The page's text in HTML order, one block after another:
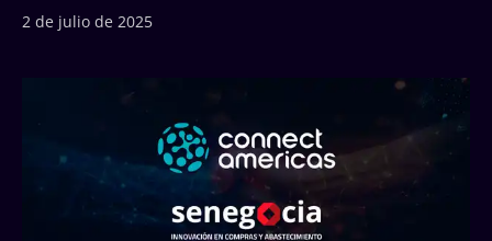
2 de julio de 2025